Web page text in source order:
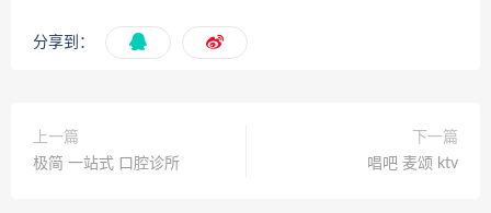
分享到：
上一篇
极简 一站式 口腔诊所
下一篇
唱吧 麦颂 ktv